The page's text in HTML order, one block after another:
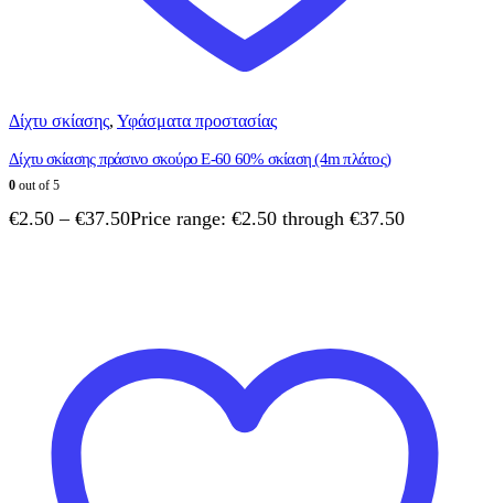
Δίχτυ σκίασης, Υφάσματα προστασίας
Δίχτυ σκίασης πράσινο σκούρο E-60 60% σκίαση (4m πλάτος)
0 out of 5
€2.50 – €37.50Price range: €2.50 through €37.50